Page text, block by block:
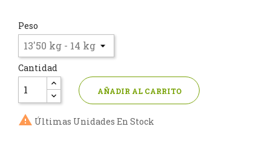
Peso
Cantidad
AÑADIR AL CARRITO
 Últimas Unidades En Stock